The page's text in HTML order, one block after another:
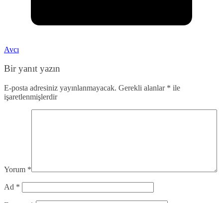
Avcı
Bir yanıt yazın
E-posta adresiniz yayınlanmayacak. Gerekli alanlar * ile
işaretlenmişlerdir
Yorum *
Ad *